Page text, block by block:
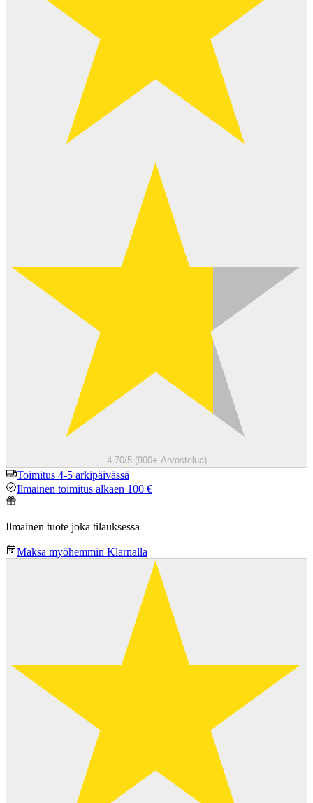
4.70/5 (900+ Arvostelua)
Toimitus 4-5 arkipäivässä
Ilmainen toimitus alkaen 100 €
Ilmainen tuote joka tilauksessa
Maksa myöhemmin Klarnalla